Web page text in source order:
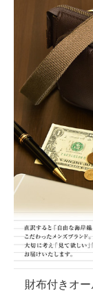
財布付きオー